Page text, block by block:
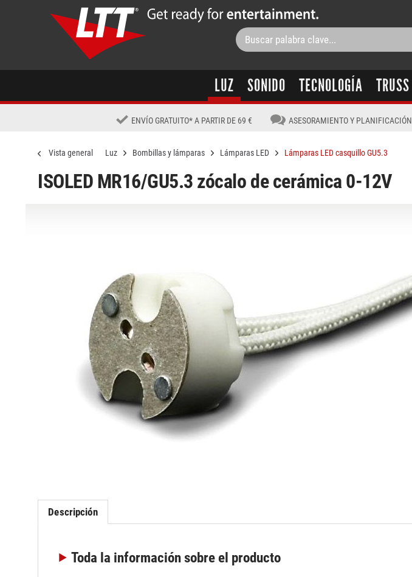
LUZ SONIDO TECNOLOGÍA TRUSS
ENVÍO GRATUITO* A PARTIR DE 69 € ASESORAMIENTO Y PLANIFICACIÓN
Vista general Luz Bombillas y lámparas Lámparas LED Lámparas LED casquillo GU5.3
ISOLED MR16/GU5.3 zócalo de cerámica 0-12V
Descripción
Toda la informaciónsobre el producto